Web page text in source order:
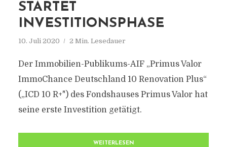
STARTET
INVESTITIONSPHASE
10. Juli 2020 2 Min. Lesedauer
Der Immobilien-Publikums-AIF „Primus Valor
ImmoChance Deutschland 10 Renovation Plus“
(„ICD 10 R+") des Fondshauses Primus Valor hat
seine erste Investition getätigt.
WEITERLESEN